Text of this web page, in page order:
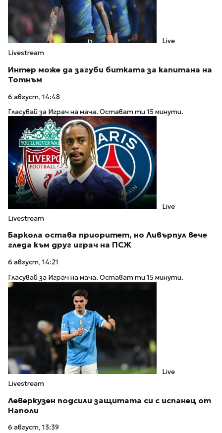
Live
Livestream
Интер може да загуби битката за капитана на
Тотнъм
6 август, 14:48
Гласувай за Играч на мача. Остават ти 15 минути.
Live
Livestream
Баркола остава приоритет, но Ливърпул вече
гледа към друг играч на ПСЖ
6 август, 14:21
Гласувай за Играч на мача. Остават ти 15 минути.
Live
Livestream
Леверкузен подсили защитата си с испанец от
Наполи
6 август, 13:39